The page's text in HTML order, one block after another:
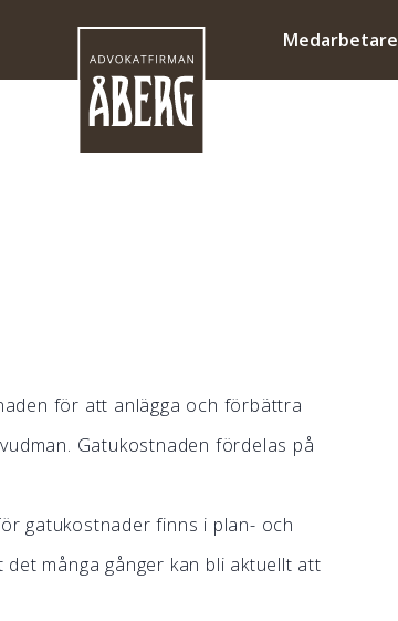
Medarbetare
för att anlägga och förbättra
Gatukostnaden fördelas på
gatukostnader finns i plan- och
många gånger kan bli aktuellt att